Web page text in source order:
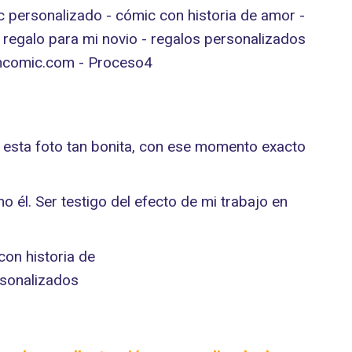
foto tan bonita, con ese momento exacto
él. Ser testigo del efecto de mi trabajo en